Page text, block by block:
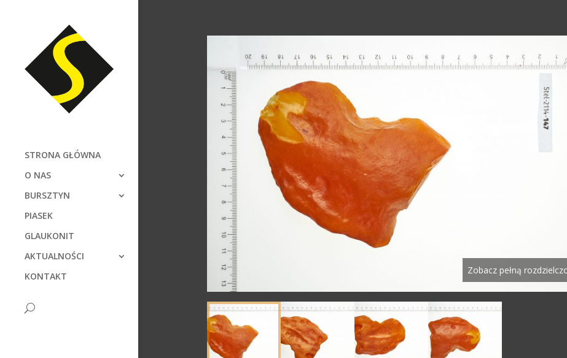
STRONA GŁÓWNA
O NAS
BURSZTYN
PIASEK
GLAUKONIT
AKTUALNOŚCI
KONTAKT
Zobacz pełną